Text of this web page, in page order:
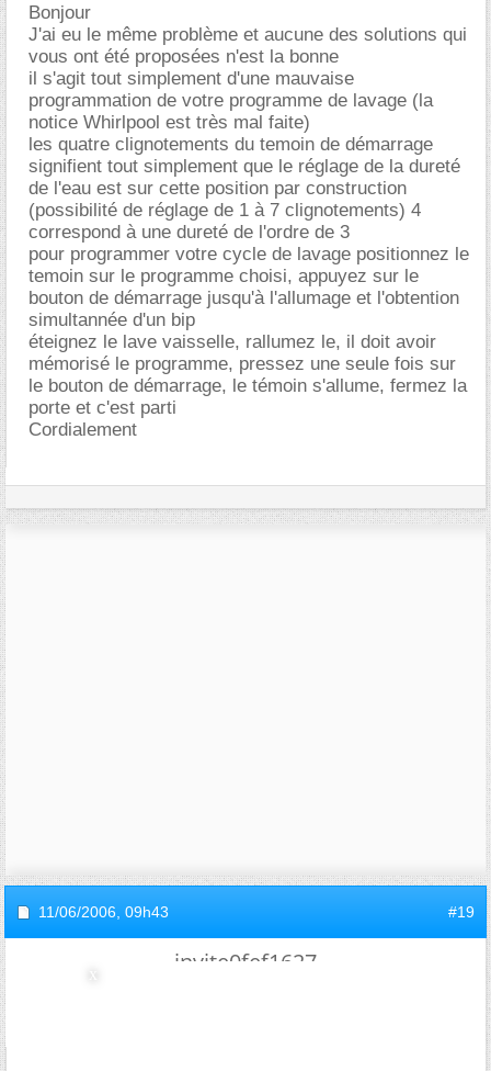
Bonjour
J'ai eu le même problème et aucune des solutions qui
vous ont été proposées n'est la bonne
il s'agit tout simplement d'une mauvaise
programmation de votre programme de lavage (la
notice Whirlpool est très mal faite)
les quatre clignotements du temoin de démarrage
signifient tout simplement que le réglage de la dureté
de l'eau est sur cette position par construction
(possibilité de réglage de 1 à 7 clignotements) 4
correspond à une dureté de l'ordre de 3
pour programmer votre cycle de lavage positionnez le
temoin sur le programme choisi, appuyez sur le
bouton de démarrage jusqu'à l'allumage et l'obtention
simultannée d'un bip
éteignez le lave vaisselle, rallumez le, il doit avoir
mémorisé le programme, pressez une seule fois sur
le bouton de démarrage, le témoin s'allume, fermez la
porte et c'est parti
Cordialement
11/06/2006, 09h43 #19
invite0fef1627